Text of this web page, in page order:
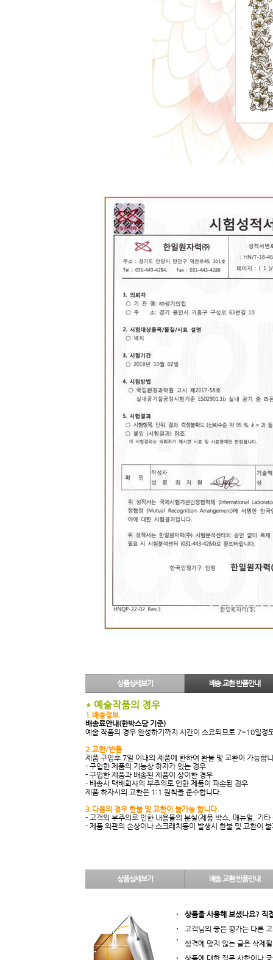
상품상세보기 배송.교환.반품안내
* 예술작품의 경우
1.배송정보
배송료안내(한박스당 기준)
예술 작품의 경우 완성하기까지 시간이 소요되므로 7~10일정
2.교환/반품
제품 구입후 7일 이내의 제품에 한하여 환불 및 교환이 가능합
- 구입한 제품의 기능상 하자가 있는 경우
- 구입한 제품과 배송된 제품이 상이한 경우
- 배송시 택배회사의 부주의로 인한 제품이 파손된 경우
제품 하자시의 교환은 1:1 원칙을 준수합니다.
3.다음의 경우 환불 및 교환이 불가능 합니다.
- 고객의 부주의로 인한 내용물의 분실(제품 박스, 매뉴얼, 기타
- 제품 외관의 손상이나 스크래치등이 발생시 환불 및 교환이
상품상세보기 배송.교환.반품안내
상품을 사용해 보셨나요? 직
고객님의 좋은 평가는 다른
성격에 맞지 않는 글은 삭제
상품에 대한 질문 사항이나